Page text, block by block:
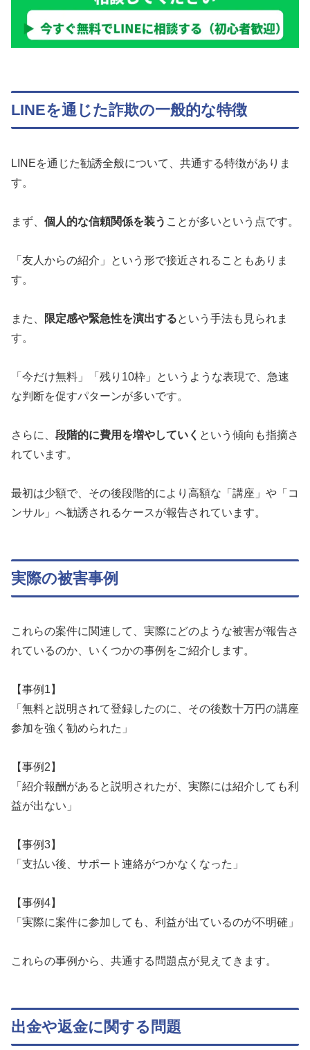
LINEを通じた詐欺の一般的な特徴
LINEを通じた勧誘全般について、共通する特徴がありま
す。
まず、 個人的な信頼関係を装う ことが多いという点です。
「友人からの紹介」という形で接近されることもありま
す。
また、 限定感や緊急性を演出するという手法も見られま
す。
「今だけ無料」「残り10枠」というような表現で、急速
な判断を促すパターンが多いです。
さらに、 段階的に費用を増やしていく という傾向も指摘さ
れています。
最初は少額で、その後段階的により高額な「講座」や「コ
ンサル」へ勧誘されるケースが報告されています。
実際の被害事例
これらの案件に関連して、実際にどのような被害が報告さ
れているのか、いくつかの事例をご紹介します。
【事例1】
「無料と説明されて登録したのに、その後数十万円の講座
参加を強く勧められた」
【事例2】
「紹介報酬があると説明されたが、実際には紹介しても利
益が出ない」
【事例3】
「支払い後、サポート連絡がつかなくなった」
【事例4】
「実際に案件に参加しても、利益が出ているのが不明確」
これらの事例から、共通する問題点が見えてきます。
出金や返金に関する問題